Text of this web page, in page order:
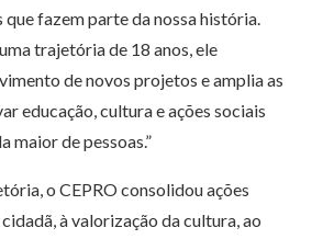
fazem parte da nossa história.
trajetória de 18 anos, ele
de novos projetos e amplia as
educação, cultura e ações sociais
maior de pessoas.”
o CEPRO consolidou ações
à valorização da cultura, ao